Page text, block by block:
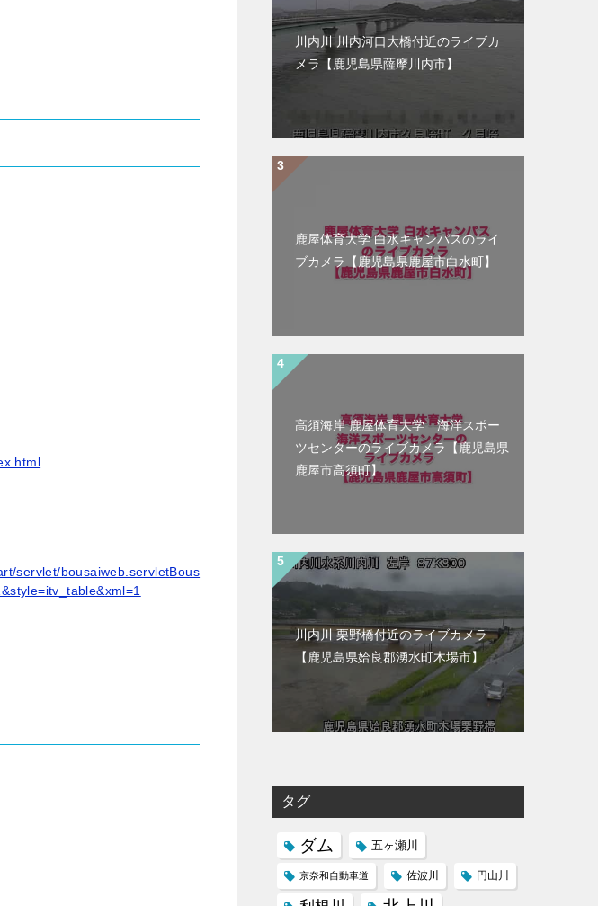
servlet/bousaiweb.servletBous
川内川 川内河口大橋付近のライブカ
メラ【鹿児島県薩摩川内市】
鹿屋体育大学 白水キャンパスのライ
ブカメラ【鹿児島県鹿屋市白水町】
高須海岸 鹿屋体育大学 海洋スポー
ツセンターのライブカメラ【鹿児島県
鹿屋市高須町】
川内川 栗野橋付近のライブカメラ
【鹿児島県姶良郡湧水町木場市】
タグ
ダム 五ヶ瀬川
京奈和自動車道 佐波川 円山川